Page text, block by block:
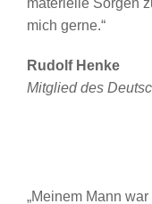
mich gerne.“
Rudolf Henke
Mitglied des
„Meinem Mann